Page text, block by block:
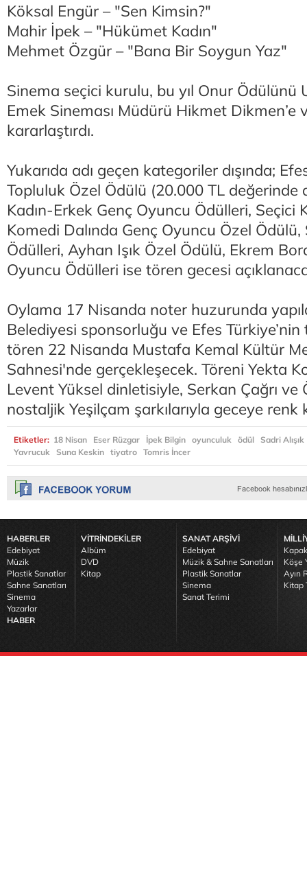
Köksal Engür – "Sen Kimsin?"
Mahir İpek – "Hükümet Kadın"
Mehmet Özgür – "Bana Bir Soygun Yaz"
Sinema seçici kurulu, bu yıl Onur Ödülünü
Emek Sineması Müdürü Hikmet Dikmen’e
kararlaştırdı.
Yukarıda adı geçen kategoriler dışında;
Topluluk Özel Ödülü (20.000 TL değerinde
Kadın-Erkek Genç Oyuncu Ödülleri, Seçici
Komedi Dalında Genç Oyuncu Özel
Ödülleri, Ayhan Işık Özel Ödülü, Ekrem
Oyuncu Ödülleri ise tören gecesi
Oylama 17 Nisanda noter huzurunda
Belediyesi sponsorluğu ve Efes Türkiye’nin
tören 22 Nisanda Mustafa Kemal Kültür
Sahnesi'nde gerçekleşecek. Töreni Yekta
Levent Yüksel dinletisiyle, Serkan Çağrı
nostaljik Yeşilçam şarkılarıyla geceye renk
Etiketler: 18 Nisan Eser Rüzgar İpek Bilgin oyunculuk ödül
Sadri Alışık
Yavrucuk
Suna Keskin tiyatro Tomris İncer
HABERLER
Edebiyat
Müzik
Plastik Sanatlar
Sahne Sanatları
Sinema
Yazarlar
HABER
VİTRİNDEKİLER
Albüm
DVD
Kitap
SANAT ARŞİVİ
Edebiyat
Müzik & Sahne Sanatları
Plastik Sanatlar
Sinema
Sanat Terimi
Köşe
Ayın
Kitap